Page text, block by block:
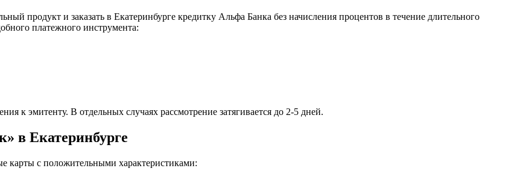
продукт и заказать в Екатеринбурге кредитку Альфа Банка без начисления процентов в течение длительного
платежного инструмента:
к эмитенту. В отдельных случаях рассмотрение затягивается до 2-5 дней.
в Екатеринбурге
карты с положительными характеристиками: